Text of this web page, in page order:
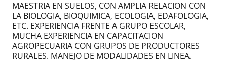
MAESTRIA EN SUELOS, CON AMPLIA RELACION CON
LA BIOLOGIA, BIOQUIMICA, ECOLOGIA, EDAFOLOGIA,
ETC. EXPERIENCIA FRENTE A GRUPO ESCOLAR,
MUCHA EXPERIENCIA EN CAPACITACION
AGROPECUARIA CON GRUPOS DE PRODUCTORES
RURALES. MANEJO DE MODALIDADES EN LINEA.